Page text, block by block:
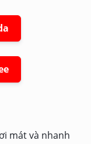
mát và nhanh